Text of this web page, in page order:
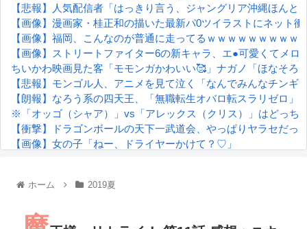
【悲報】人気配信者「はっきり言う、ジャングリア沖縄ほん
【画像】漫画家・桂正和の描いた最新パ0ツイラストにネット
【画像】福岡、こんなのが普通に走ってるｗｗｗｗｗｗｗｗ
【画像】ストリートファイター6の新キャラ、エ●可愛くてメ
ちいかわ映画見た客「モモンガかわいい🥰」ナガノ「ほなそ
【悲報】モンゴル人、アニメを見て泣く「なんでみんなチンギ
【朗報】なろう系の四天王、「無職転生オバロ転スラリゼロ」
※「オッゴ（シャア）」vs「アレックス（クリス）」はどっち
【衝撃】ドラゴンボールの天下一武道会、やっぱりヤラセだっ
【画像】女の子「ねー、ドライヤーかけて？♡」
『進撃の巨人』で一番面白いところってｗｗｗｗｗ
るろうに剣心 -明治剣客浪漫譚- 京都動乱 第33話の感想
ホーム 2019夏